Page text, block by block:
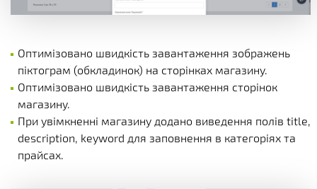
Оптимізовано швидкість завантаження зображень
піктограм (обкладинок) на сторінках магазину.
Оптимізовано швидкість завантаження сторінок
магазину.
При увімкненні магазину додано виведення полів title,
description, keyword для заповнення в категоріях та
прайсах.